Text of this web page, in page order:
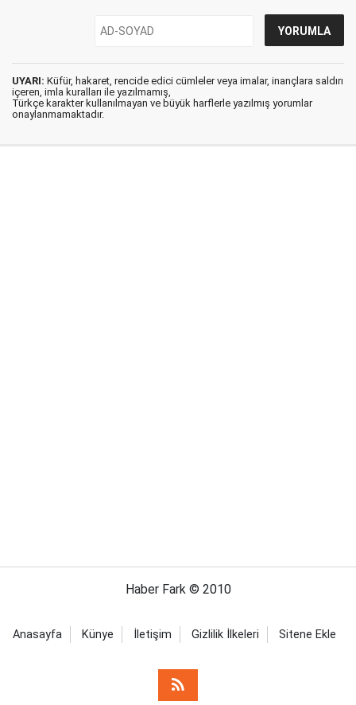
UYARI: Küfür, hakaret, rencide edici cümleler veya imalar, inançlara saldırı
içeren, imla kuralları ile yazılmamış,
Türkçe karakter kullanılmayan ve büyük harflerle yazılmış yorumlar
onaylanmamaktadır.
Haber Fark © 2010
Anasayfa Künye İletişim Gizlilik İlkeleri Sitene Ekle